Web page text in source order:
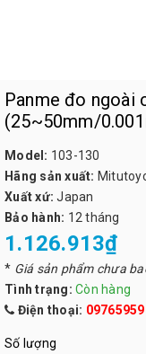
Panme đo ngoài
(25~50mm/
Model: 103-130
Hãng sản xuất:
Xuất xứ: Japan
Bảo hành: 12 tháng
1.126.913₫
* Giá sản phẩm chưa
Tình trạng: Còn hàng
Điện thoại:
Số lượng